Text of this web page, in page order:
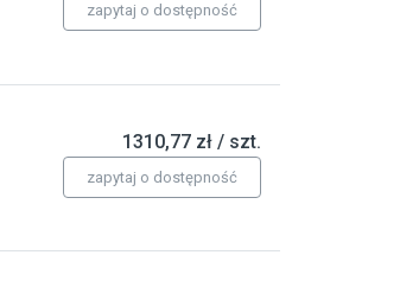
zapytaj o dostępność
1310,77 zł / szt.
zapytaj o dostępność